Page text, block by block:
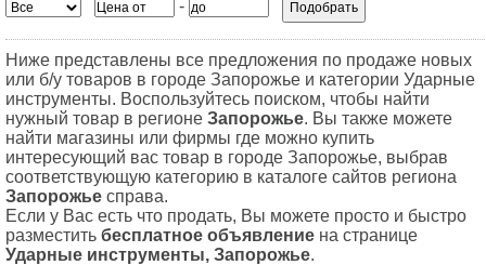
-
Ниже представлены все предложения по продаже новых
или б/у товаров в городе Запорожье и категории Ударные
инструменты. Воспользуйтесь поиском, чтобы найти
нужный товар в регионе Запорожье. Вы также можете
найти магазины или фирмы где можно купить
интересующий вас товар в городе Запорожье, выбрав
соответствующую категорию в каталоге сайтов региона
Запорожье справа.
Если у Вас есть что продать, Вы можете просто и быстро
разместить бесплатное объявление на странице
Ударные инструменты, Запорожье.